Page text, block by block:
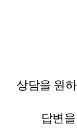
상담을 원
답변